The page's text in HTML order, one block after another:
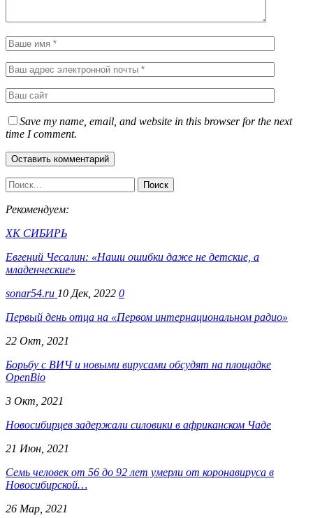
Save my name, email, and website in this browser for the next
time I comment.
Рекомендуем:
ХК СИБИРЬ
Евгений Чесалин: «Наши ошибки даже не детские, а
младенческие»
sonar54.ru 10 Дек, 2022 0
Первый день отца на «Первом интернациональном радио»
22 Окт, 2021
Борьбу с ВИЧ и новыми вирусами обсудят на площадке
OpenBio
3 Окт, 2021
Новосибирцев задержали силовики в африканском Чаде
21 Июн, 2021
Семь человек от 56 до 92 лет умерли от коронавируса в
Новосибирской…
26 Мар, 2021